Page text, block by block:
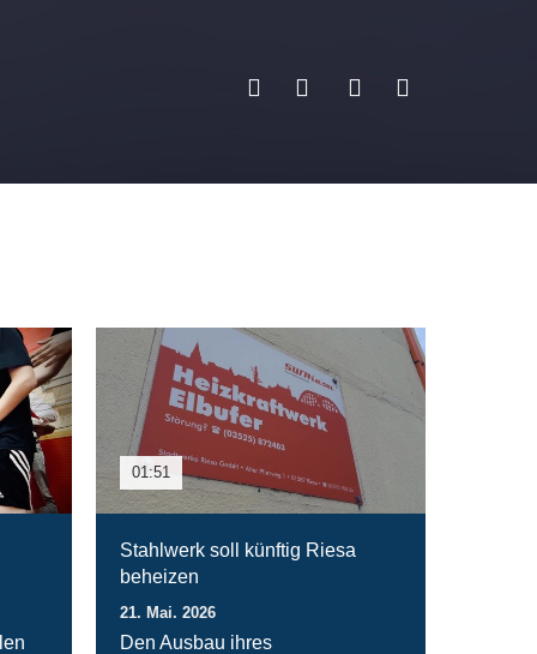
01:51
Stahlwerk soll künftig Riesa
beheizen
21. Mai. 2026
Den Ausbau ihres